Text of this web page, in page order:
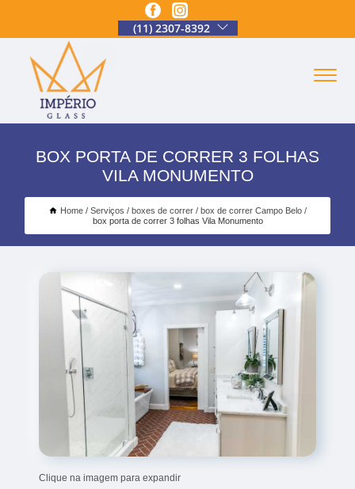
(11) 2307-8392
BOX PORTA DE CORRER 3 FOLHAS
VILA MONUMENTO
Home Serviços boxes de correr
box de correr Campo Belo
box porta de correr 3 folhas Vila Monumento
Clique na imagem para expandir